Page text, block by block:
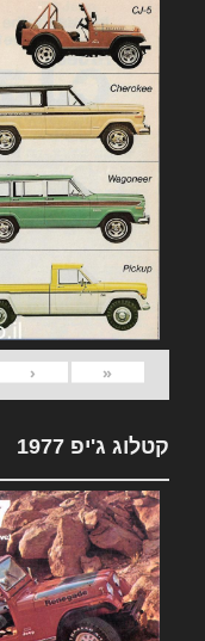
«
‹
קטלוג ג'יפ 1977